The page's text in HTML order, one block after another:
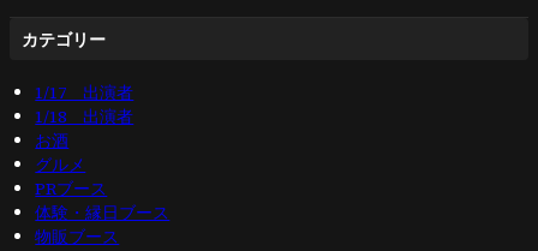
カテゴリー
1/17 出演者
1/18 出演者
お酒
グルメ
PRブース
体験・縁日ブース
物販ブース